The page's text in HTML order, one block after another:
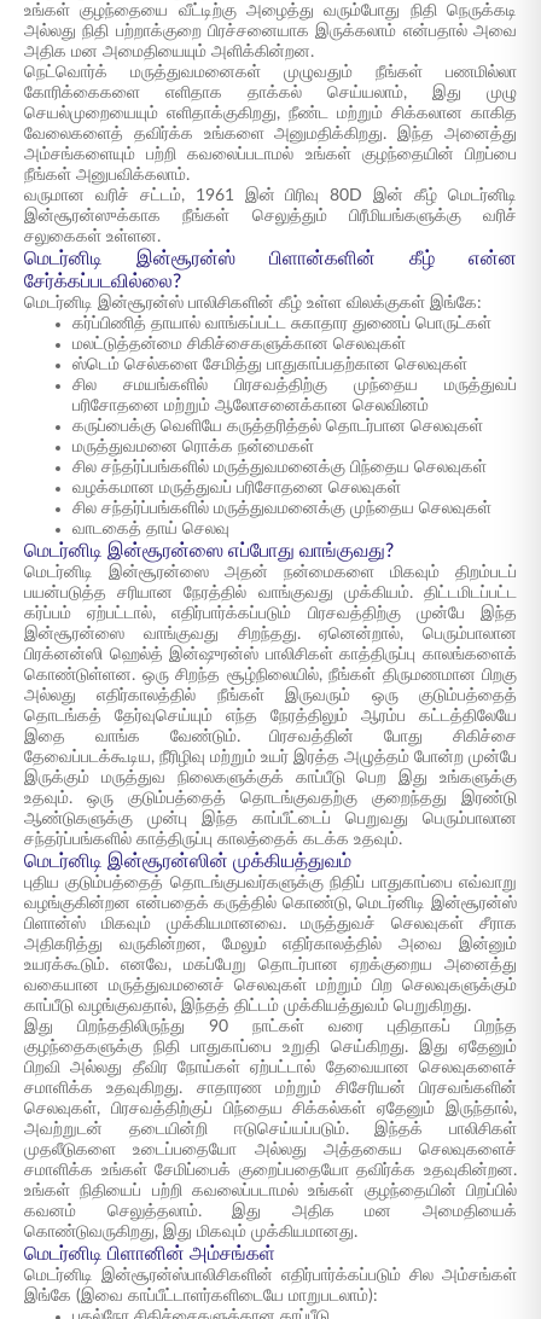
உங்கள் குழந்தையை வீட்டிற்கு அழைத்து வரும்போது நிதி நெருக்கடி
அல்லது நிதி பற்றாக்குறை பிரச்சனையாக இருக்கலாம் என்பதால் அவை
அதிக மன அமைதியையும் அளிக்கின்றன.
நெட்வொர்க் மருத்துவமனைகள் முழுவதும் நீங்கள் பணமில்லா
கோரிக்கைகளை எளிதாக தாக்கல் செய்யலாம், இது முழு
செயல்முறையையும் எளிதாக்குகிறது, நீண்ட மற்றும் சிக்கலான காகித
வேலைகளைத் தவிர்க்க உங்களை அனுமதிக்கிறது. இந்த அனைத்து
அம்சங்களையும் பற்றி கவலைப்படாமல் உங்கள் குழந்தையின் பிறப்பை
நீங்கள் அனுபவிக்கலாம்.
வருமான வரிச் சட்டம், 1961 இன் பிரிவு 80D இன் கீழ் மெடர்னிடி
இன்சூரன்ஸுக்காக நீங்கள் செலுத்தும் பிரீமியங்களுக்கு வரிச்
சலுகைகள் உள்ளன.
மெடர்னிடி இன்சூரன்ஸ் பிளான்களின் கீழ் என்ன
சேர்க்கப்படவில்லை?
மெடர்னிடி இன்சூரன்ஸ் பாலிசிகளின் கீழ் உள்ள விலக்குகள் இங்கே:
கர்ப்பிணித் தாயால் வாங்கப்பட்ட சுகாதார துணைப் பொருட்கள்
மலட்டுத்தன்மை சிகிச்சைகளுக்கான செலவுகள்
ஸ்டெம் செல்களை சேமித்து பாதுகாப்பதற்கான செலவுகள்
சில சமயங்களில் பிரசவத்திற்கு முந்தைய மருத்துவப்
பரிசோதனை மற்றும் ஆலோசனைக்கான செலவினம்
கருப்பைக்கு வெளியே கருத்தரித்தல் தொடர்பான செலவுகள்
மருத்துவமனை ரொக்க நன்மைகள்
சில சந்தர்ப்பங்களில் மருத்துவமனைக்கு பிந்தைய செலவுகள்
வழக்கமான மருத்துவப் பரிசோதனை செலவுகள்
சில சந்தர்ப்பங்களில் மருத்துவமனைக்கு முந்தைய செலவுகள்
வாடகைத் தாய் செலவு
மெடர்னிடி இன்சூரன்ஸை எப்போது வாங்குவது?
மெடர்னிடி இன்சூரன்ஸை அதன் நன்மைகளை மிகவும் திறம்படப்
பயன்படுத்த சரியான நேரத்தில் வாங்குவது முக்கியம். திட்டமிடப்பட்ட
கர்ப்பம் ஏற்பட்டால், எதிர்பார்க்கப்படும் பிரசவத்திற்கு முன்பே இந்த
இன்சூரன்ஸை வாங்குவது சிறந்தது. ஏனென்றால், பெரும்பாலான
பிரக்னன்ஸி ஹெல்த் இன்ஷுரன்ஸ் பாலிசிகள் காத்திருப்பு காலங்களைக்
கொண்டுள்ளன. ஒரு சிறந்த சூழ்நிலையில், நீங்கள் திருமணமான பிறகு
அல்லது எதிர்காலத்தில் நீங்கள் இருவரும் ஒரு குடும்பத்தைத்
தொடங்கத் தேர்வுசெய்யும் எந்த நேரத்திலும் ஆரம்ப கட்டத்திலேயே
இதை வாங்க வேண்டும். பிரசவத்தின் போது சிகிச்சை
தேவைப்படக்கூடிய, நீரிழிவு மற்றும் உயர் இரத்த அழுத்தம் போன்ற முன்பே
இருக்கும் மருத்துவ நிலைகளுக்குக் காப்பீடு பெற இது உங்களுக்கு
உதவும். ஒரு குடும்பத்தைத் தொடங்குவதற்கு குறைந்தது இரண்டு
ஆண்டுகளுக்கு முன்பு இந்த காப்பீட்டைப் பெறுவது பெரும்பாலான
சந்தர்ப்பங்களில் காத்திருப்பு காலத்தைக் கடக்க உதவும்.
மெடர்னிடி இன்சூரன்ஸின் முக்கியத்துவம்
புதிய குடும்பத்தைத் தொடங்குபவர்களுக்கு நிதிப் பாதுகாப்பை எவ்வாறு
வழங்குகின்றன என்பதைக் கருத்தில் கொண்டு, மெடர்னிடி இன்சூரன்ஸ்
பிளான்ஸ் மிகவும் முக்கியமானவை. மருத்துவச் செலவுகள் சீராக
அதிகரித்து வருகின்றன, மேலும் எதிர்காலத்தில் அவை இன்னும்
உயரக்கூடும். எனவே, மகப்பேறு தொடர்பான ஏறக்குறைய அனைத்து
வகையான மருத்துவமனைச் செலவுகள் மற்றும் பிற செலவுகளுக்கும்
காப்பீடு வழங்குவதால், இந்தத் திட்டம் முக்கியத்துவம் பெறுகிறது.
இது பிறந்ததிலிருந்து 90 நாட்கள் வரை புதிதாகப் பிறந்த
குழந்தைகளுக்கு நிதி பாதுகாப்பை உறுதி செய்கிறது. இது ஏதேனும்
பிறவி அல்லது தீவிர நோய்கள் ஏற்பட்டால் தேவையான செலவுகளைச்
சமாளிக்க உதவுகிறது. சாதாரண மற்றும் சிசேரியன் பிரசவங்களின்
செலவுகள், பிரசவத்திற்குப் பிந்தைய சிக்கல்கள் ஏதேனும் இருந்தால்,
அவற்றுடன் தடையின்றி ஈடுசெய்யப்படும். இந்தக் பாலிசிகள்
முதலீடுகளை உடைப்பதையோ அல்லது அத்தகைய செலவுகளைச்
சமாளிக்க உங்கள் சேமிப்பைக் குறைப்பதையோ தவிர்க்க உதவுகின்றன.
உங்கள் நிதியைப் பற்றி கவலைப்படாமல் உங்கள் குழந்தையின் பிறப்பில்
கவனம் செலுத்தலாம். இது அதிக மன அமைதியைக்
கொண்டுவருகிறது, இது மிகவும் முக்கியமானது.
மெடர்னிடி பிளானின் அம்சங்கள்
மெடர்னிடி இன்சூரன்ஸ்பாலிசிகளின் எதிர்பார்க்கப்படும் சில அம்சங்கள்
இங்கே (இவை காப்பீட்டாளர்களிடையே மாறுபடலாம்):